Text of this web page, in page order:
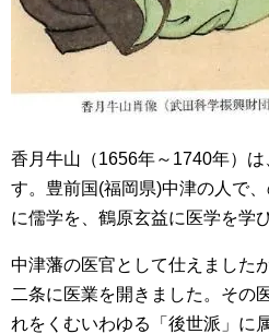
香月牛山（1656年～1740年）
す。豊前国(福岡県)中津の人で
に儒学を、鶴原玄益に医学を学
中津藩の医官として仕えました
二条に医業を開きました。その
れをくむいわゆる「後世派」に